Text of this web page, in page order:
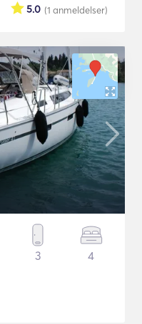
(1 anmeldelser)
5.0
3 4